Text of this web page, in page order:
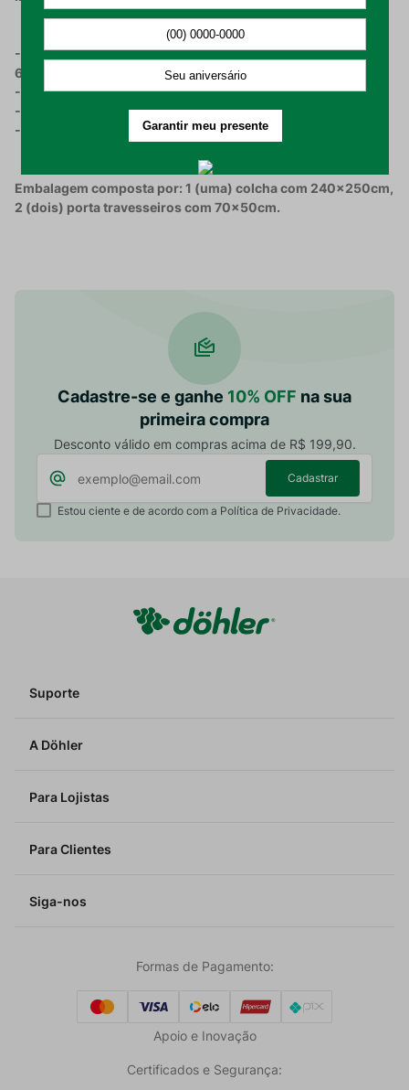
- Lavar em processo suave, com temperatura máxima de
60°C;
- Não alvejar nem limpar a seco;
- Não secar em tambor;
- Passar em temperatura máxima de 150°C.
Embalagem composta por: 1 (uma) colcha com 240x250cm,
2 (dois) porta travesseiros com 70x50cm.
Cadastre-se e ganhe 10% OFF na sua
primeira compra
Desconto válido em compras acima de R$ 199,90.
Cadastrar
Estou ciente e de acordo com a Política de Privacidade.
Suporte
A Döhler
Para Lojistas
Para Clientes
Siga-nos
Formas de Pagamento:
Apoio e Inovação
Certificados e Segurança: